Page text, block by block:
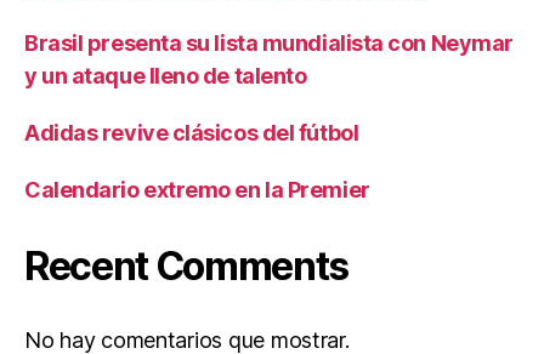
Brasil presenta su lista mundialista con Neymar
y un ataque lleno de talento
Adidas revive clásicos del fútbol
Calendario extremo en la Premier
Recent Comments
No hay comentarios que mostrar.